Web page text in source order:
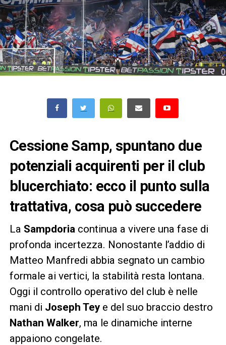
Cessione Samp, spuntano due
potenziali acquirenti per il club
blucerchiato: ecco il punto sulla
trattativa, cosa può succedere
La Sampdoria continua a vivere una fase di
profonda incertezza. Nonostante l’addio di
Matteo Manfredi abbia segnato un cambio
formale ai vertici, la stabilità resta lontana.
Oggi il controllo operativo del club è nelle
mani di Joseph Teye del suo braccio destro
Nathan Walker, ma le dinamiche interne
appaiono congelate.